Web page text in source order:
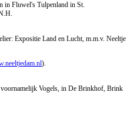
in Fluwel's Tulpenland in St.
Expositie Land en Lucht, m.m.v. Neeltje
).
Vogels, in De Brinkhof, Brink